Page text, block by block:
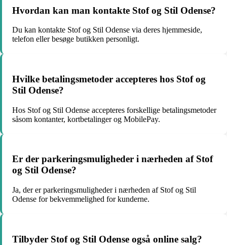
Hvordan kan man kontakte Stof og Stil Odense?
Du kan kontakte Stof og Stil Odense via deres hjemmeside,
telefon eller besøge butikken personligt.
Hvilke betalingsmetoder accepteres hos Stof og
Stil Odense?
Hos Stof og Stil Odense accepteres forskellige betalingsmetoder
såsom kontanter, kortbetalinger og MobilePay.
Er der parkeringsmuligheder i nærheden af Stof
og Stil Odense?
Ja, der er parkeringsmuligheder i nærheden af Stof og Stil
Odense for bekvemmelighed for kunderne.
Tilbyder Stof og Stil Odense også online salg?